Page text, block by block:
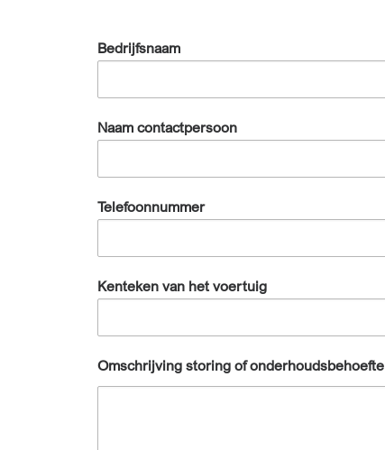
Bedrijfsnaam
Naam contactpersoon
Telefoonnummer
Kenteken van het voertuig
Omschrijving storing of onderhoudsbehoefte